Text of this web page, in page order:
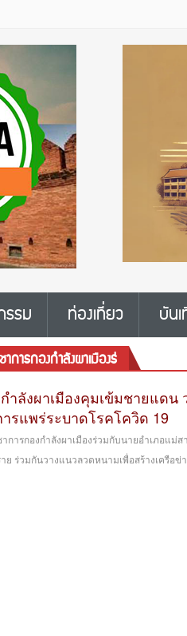
รม ท่องเที่ยว บัน
ารกองกำลังผาเมืองร่
ำลังผาเมืองคุมเข้มชายแดน
รแพร่ระบาดโรคโควิด 19
การกองกำลังผาเมืองร่วมกับนายอำเภอแม่
าย ร่วมกันวางแนวลวดหนามเพื่อสร้างเครือข่